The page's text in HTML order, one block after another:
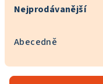
Nejprodávanější
Abecedně